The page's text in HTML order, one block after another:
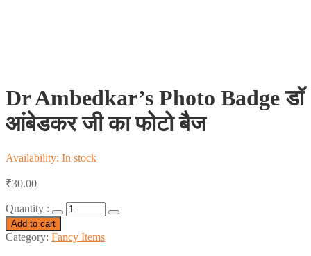
Dr Ambedkar’s Photo Badge डॉ
आंबेडकर जी का फोटो बैज
Availability: In stock
₹30.00
Quantity :
Add to cart
Category: Fancy Items